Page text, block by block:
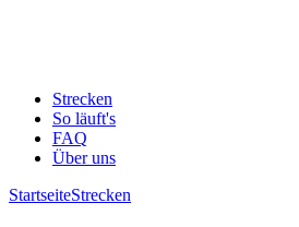
Strecken
So läuft's
FAQ
Über uns
StartseiteStrecken